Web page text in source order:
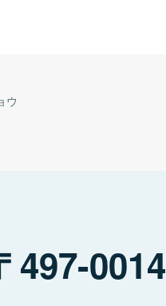
ウ
497-0014